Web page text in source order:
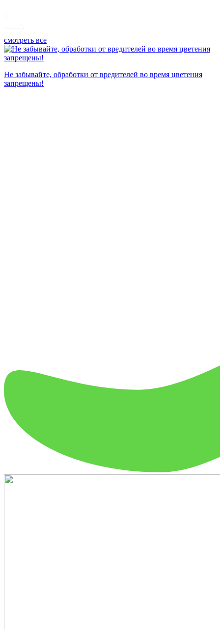
смотреть все
Не забывайте, обработки от вредителей во время цветения
запрещены!